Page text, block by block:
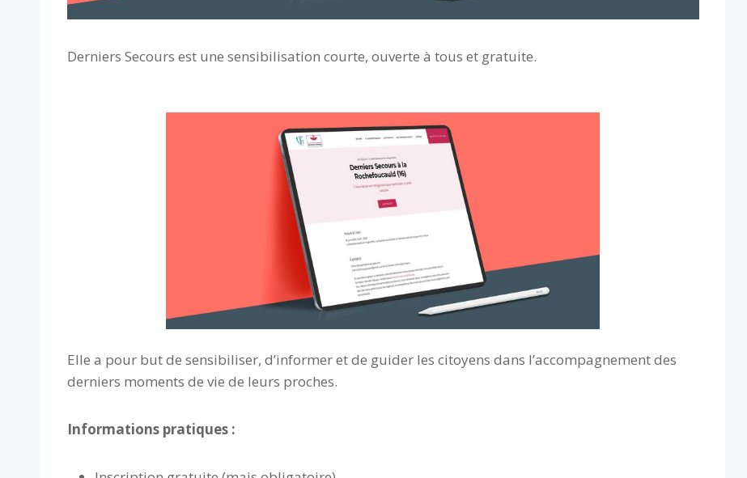
Derniers Secours est une sensibilisation courte, ouverte à tous et gratuite.
Elle a pour but de sensibiliser, d’informer et de guider les citoyens dans l’accompagnement des
derniers moments de vie de leurs proches.
Informations pratiques :